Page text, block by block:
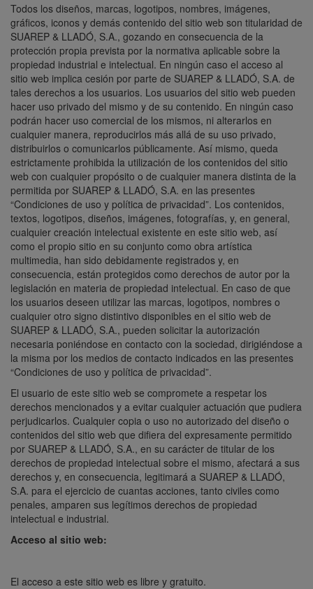
Todos los diseños, marcas, logotipos, nombres, imágenes,
gráficos, iconos y demás contenido del sitio web son titularidad de
SUAREP & LLADÓ, S.A., gozando en consecuencia de la
protección propia prevista por la normativa aplicable sobre la
propiedad industrial e intelectual. En ningún caso el acceso al
sitio web implica cesión por parte de SUAREP & LLADÓ, S.A. de
tales derechos a los usuarios. Los usuarios del sitio web pueden
hacer uso privado del mismo y de su contenido. En ningún caso
podrán hacer uso comercial de los mismos, ni alterarlos en
cualquier manera, reproducirlos más allá de su uso privado,
distribuirlos o comunicarlos públicamente. Así mismo, queda
estrictamente prohibida la utilización de los contenidos del sitio
web con cualquier propósito o de cualquier manera distinta de la
permitida por SUAREP & LLADÓ, S.A. en las presentes
“Condiciones de uso y política de privacidad”. Los contenidos,
textos, logotipos, diseños, imágenes, fotografías, y, en general,
cualquier creación intelectual existente en este sitio web, así
como el propio sitio en su conjunto como obra artística
multimedia, han sido debidamente registrados y, en
consecuencia, están protegidos como derechos de autor por la
legislación en materia de propiedad intelectual. En caso de que
los usuarios deseen utilizar las marcas, logotipos, nombres o
cualquier otro signo distintivo disponibles en el sitio web de
SUAREP & LLADÓ, S.A., pueden solicitar la autorización
necesaria poniéndose en contacto con la sociedad, dirigiéndose a
la misma por los medios de contacto indicados en las presentes
“Condiciones de uso y política de privacidad”.
El usuario de este sitio web se compromete a respetar los
derechos mencionados y a evitar cualquier actuación que pudiera
perjudicarlos. Cualquier copia o uso no autorizado del diseño o
contenidos del sitio web que difiera del expresamente permitido
por SUAREP & LLADÓ, S.A., en su carácter de titular de los
derechos de propiedad intelectual sobre el mismo, afectará a sus
derechos y, en consecuencia, legitimará a SUAREP & LLADÓ,
S.A. para el ejercicio de cuantas acciones, tanto civiles como
penales, amparen sus legítimos derechos de propiedad
intelectual e industrial.
Acceso al sitio web:
El acceso a este sitio web es libre y gratuito.